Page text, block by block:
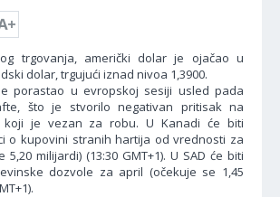
trgovanja, američki dolar je ojačao u
dolar, trgujući iznad nivoa 1,3900.
porastao u evropskoj sesiji usled pada
što je stvorilo negativan pritisak na
koji je vezan za robu. U Kanadi će biti
o kupovini stranih hartija od vrednosti za
milijardi) (13:30 GMT+1). U SAD će biti
dozvole za april (očekuje se 1,45